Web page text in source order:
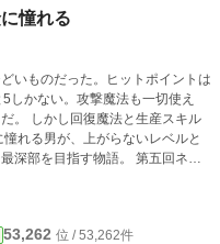
憧れる
いものだった。ヒットポイントは
しかない。攻撃魔法も一切使え
。 しかし回復魔法と生産スキル
れる男が、上がらないレベルと
深部を目指す物語。 第五回ネッ
小説家になろう」にて完結して
53,262 位 / 53,262件